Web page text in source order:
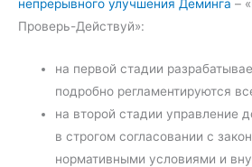
непрерывного улучшения Деминга –
Проверь-Действуй»:
на первой стадии
подробно регламентируются
на второй стадии управление
в строгом согласовании с
нормативными условиями и